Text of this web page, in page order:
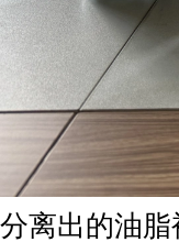
分离出的油脂